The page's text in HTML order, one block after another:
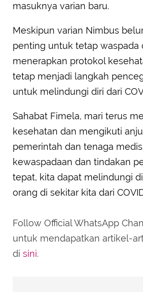
masuknya varian baru.
Meskipun varian Nimbus
penting untuk tetap waspada
menerapkan protokol
tetap menjadi langkah
untuk melindungi diri dari
Sahabat Fimela, mari terus
kesehatan dan mengikuti
pemerintah dan tenaga
kewaspadaan dan tindakan
tepat, kita dapat melindungi
orang di sekitar kita dari
Follow Official WhatsApp
untuk mendapatkan artikel-
di sini.